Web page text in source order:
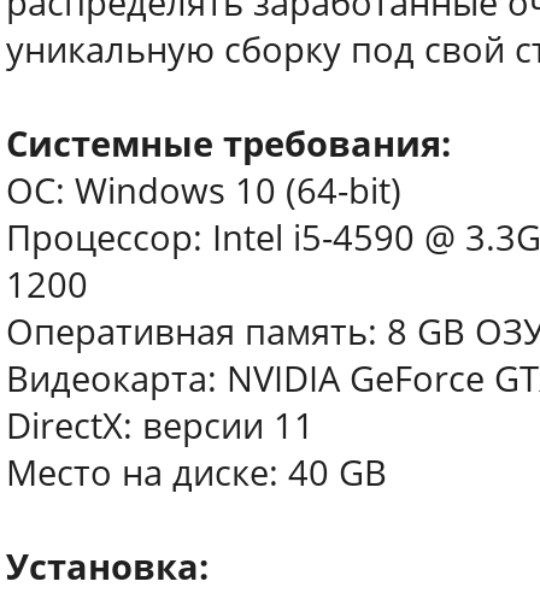
уникальную сборку под свой
Системные требования:
ОС: Windows 10 (64-bit)
Процессор: Intel i5-4590 @
1200
Оперативная память: 8 GB
Видеокарта: NVIDIA GeForce
DirectX: версии 11
Место на диске: 40 GB
Установка: